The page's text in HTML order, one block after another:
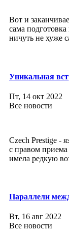
Вот и
сама
ничуть не хуже
Уникальная
Пт, 14 окт 2022
Все новости
Czech Prestige -
с правом приема
имела редкую
Параллели
Вт, 16 авг 2022
Все новости